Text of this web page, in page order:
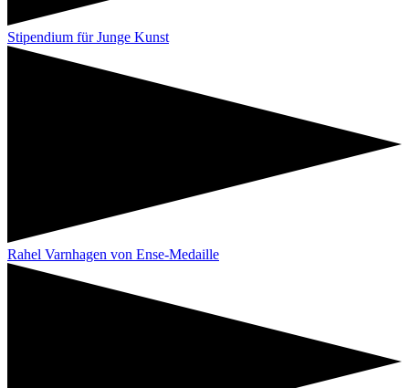
Stipendium für Junge Kunst
Rahel Varnhagen von Ense-Medaille